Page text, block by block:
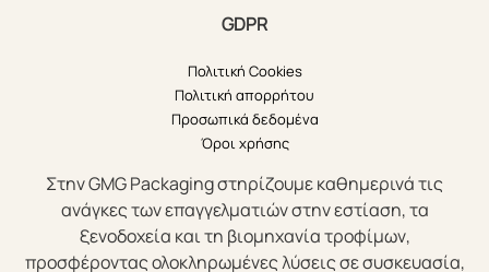
GDPR
Πολιτική Cookies
Πολιτική απορρήτου
Προσωπικά δεδομένα
Όροι χρήσης
Στην GMG Packaging στηρίζουμε καθημερινά τις
ανάγκες των επαγγελματιών στην εστίαση, τα
ξενοδοχεία και τη βιομηχανία τροφίμων,
προσφέροντας ολοκληρωμένες λύσεις σε συσκευασία,